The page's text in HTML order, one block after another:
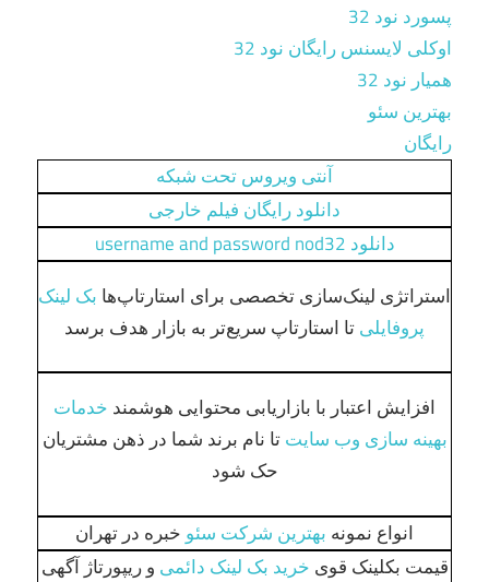
پسورد نود 32
اوکلی لایسنس رایگان نود 32
همیار نود 32
بهترین سئو
رایگان
آنتی ویروس تحت شبکه
دانلود رایگان فیلم خارجی
دانلود username and password nod32
استراتژی لینک‌سازی تخصصی برای استارتاپ‌ها بک لینک
پروفایلیتا استارتاپ سریع‌تر به بازار هدف برسد
افزایش اعتبار با بازاریابی محتوایی هوشمند خدمات
بهینه سازی وب سایتتا نام برند شما در ذهن مشتریان
حک شود
انواع نمونه بهترین شرکت سئو خبره در تهران
قیمت بکلینک قوی خرید بک لینک دائمی و ریپورتاژ آگهی